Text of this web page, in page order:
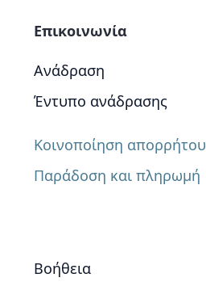
Επικοινωνία
Ανάδραση
Έντυπο ανάδρασης
Κοινοποίηση απορρήτου
Παράδοση και πληρωμή
Βοήθεια